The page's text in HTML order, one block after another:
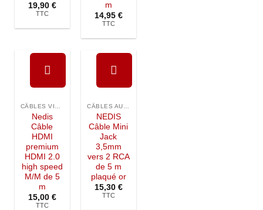
19,90 €
TTC
m
14,95 €
TTC
la liste de
souhaits
Nedis
Câble
HDMI
premium
HDMI 2.0
high speed
M/M de 5
m
15,00 €
TTC
la liste de
souhaits
NEDIS
Câble Mini
Jack
3,5mm
vers 2 RCA
de 5 m
plaqué or
15,30 €
TTC